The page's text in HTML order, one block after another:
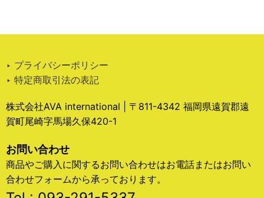
‣ プライバシーポリシー
‣ 特定商取引法の表記
株式会社AVA international | 〒811-4342 福岡県遠賀郡遠
賀町尾崎字馬場久保420-1
お問い合わせ
商品やご購入に関するお問い合わせはお電話またはお問い
合わせフォームから承っております。